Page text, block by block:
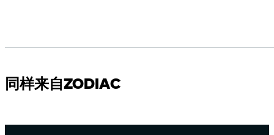
同样来自ZODIAC